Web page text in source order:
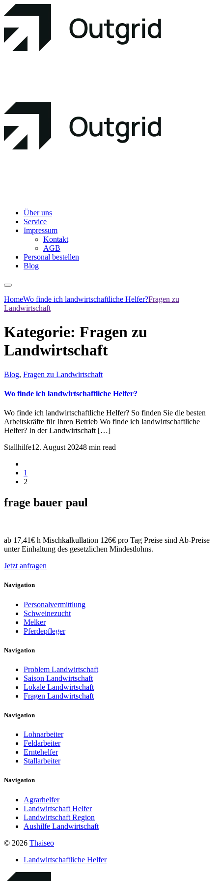
Über uns
Service
Impressum
Kontakt
AGB
Personal bestellen
Blog
HomeWo finde ich landwirtschaftliche Helfer?Fragen zu
Landwirtschaft
Kategorie: Fragen zu
Landwirtschaft
Blog, Fragen zu Landwirtschaft
Wo finde ich landwirtschaftliche Helfer?
Wo finde ich landwirtschaftliche Helfer? So finden Sie die besten
Arbeitskräfte für Ihren Betrieb Wo finde ich landwirtschaftliche
Helfer? In der Landwirtschaft […]
Stallhilfe12. August 20248 min read
1
2
frage bauer paul
ab 17,41€ h Mischkalkullation 126€ pro Tag Preise sind Ab-Preise
unter Einhaltung des gesetzlichen Mindestlohns.
Jetzt anfragen
Navigation
Personalvermittlung
Schweinezucht
Melker
Pferdepfleger
Navigation
Problem Landwirtschaft
Saison Landwirtschaft
Lokale Landwirtschaft
Fragen Landwirtschaft
Navigation
Lohnarbeiter
Feldarbeiter
Erntehelfer
Stallarbeiter
Navigation
Agrarhelfer
Landwirtschaft Helfer
Landwirtschaft Region
Aushilfe Landwirtschaft
© 2026 Thaiseo
Landwirtschaftliche Helfer